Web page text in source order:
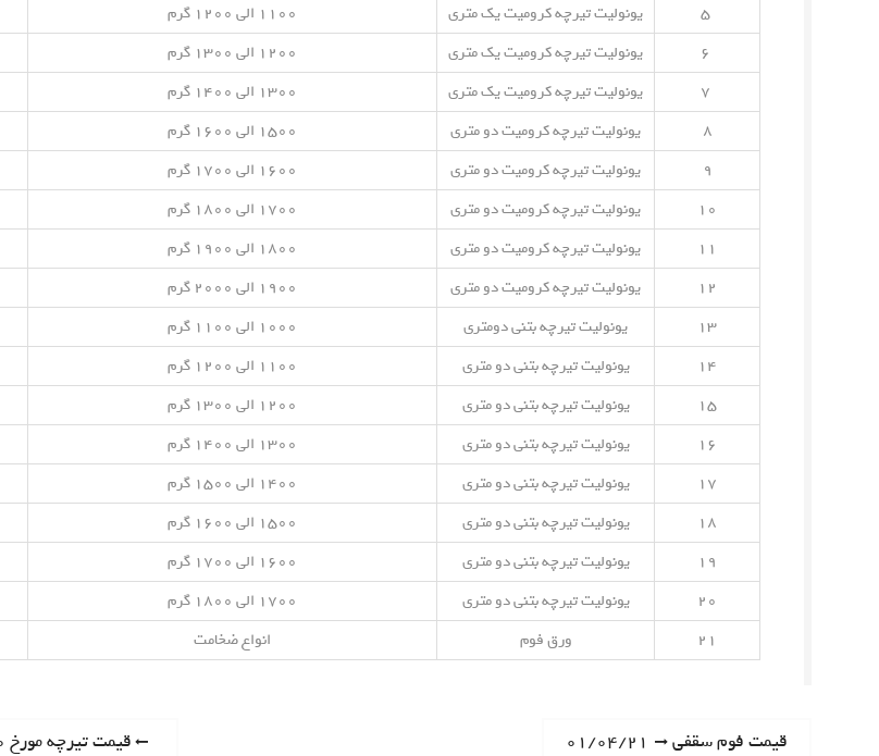
یونولیت تیرچه کرومیت یک متری ۱۱۰۰ الی ۱۲۰۰ گرم
یونولیت تیرچه کرومیت یک متری ۱۲۰۰ الی ۱۳۰۰ گرم
یونولیت تیرچه کرومیت یک متری ۱۳۰۰ الی ۱۴۰۰ گرم
۸
یونولیت تیرچه کرومیت دو متری ۱۵۰۰ الی ۱۶۰۰ گرم
۹
یونولیت تیرچه کرومیت دو متری ۱۶۰۰ الی ۱۷۰۰ گرم
۱۰
یونولیت تیرچه کرومیت دو متری ۱۷۰۰ الی ۱۸۰۰ گرم
۱۱
یونولیت تیرچه کرومیت دو متری ۱۸۰۰ الی ۱۹۰۰ گرم
۱۲
یونولیت تیرچه کرومیت دو متری ۱۹۰۰ الی ۲۰۰۰ گرم
۱۳
یونولیت تیرچه بتنی دومتری ۱۰۰۰ الی ۱۱۰۰ گرم
۱۴
یونولیت تیرچه بتنی دو متری ۱۱۰۰ الی ۱۲۰۰ گرم
۱۵
یونولیت تیرچه بتنی دو متری ۱۲۰۰ الی ۱۳۰۰ گرم
۱۶
یونولیت تیرچه بتنی دو متری ۱۳۰۰ الی ۱۴۰۰ گرم
۱۷
یونولیت تیرچه بتنی دو متری ۱۴۰۰ الی ۱۵۰۰ گرم
۱۸
یونولیت تیرچه بتنی دو متری ۱۵۰۰ الی ۱۶۰۰ گرم
۱۹
یونولیت تیرچه بتنی دو متری ۱۶۰۰ الی ۱۷۰۰ گرم
۲۰
یونولیت تیرچه بتنی دو متری ۱۷۰۰ الی ۱۸۰۰ گرم
۲۱
ورق فوم انواع ضخامت
P
قیمت تیرچه مورخ ۰۱/۰۴/۲۰
N
قیمت فوم سقفی ۰۱/۰۴/۲۱